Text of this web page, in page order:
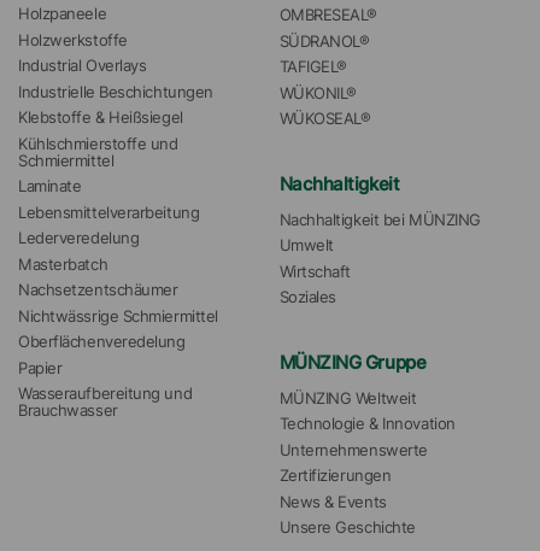
Holzpaneele
Holzwerkstoffe
Industrial Overlays
Industrielle Beschichtungen
Klebstoffe & Heißsiegel
Kühlschmierstoffe und
Schmiermittel
Laminate
Lebensmittelverarbeitung
Lederveredelung
Masterbatch
Nachsetzentschäumer
Nichtwässrige Schmiermittel
Oberflächenveredelung
Papier
Wasseraufbereitung und
Brauchwasser
OMBRESEAL®
SÜDRANOL®
TAFIGEL®
WÜKONIL®
WÜKOSEAL®
Nachhaltigkeit
Nachhaltigkeit bei MÜNZING
Umwelt
Wirtschaft
Soziales
MÜNZING Gruppe
MÜNZING Weltweit
Technologie & Innovation
Unternehmenswerte
Zertifizierungen
News & Events
Unsere Geschichte